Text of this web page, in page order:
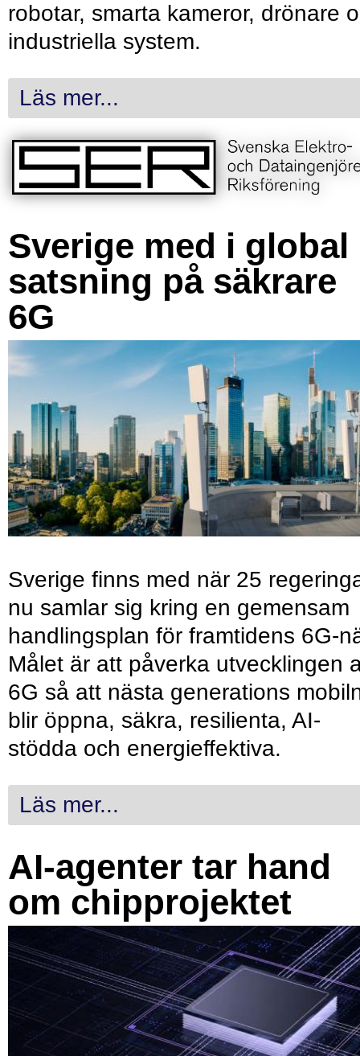
robotar, smarta kameror, drönare
industriella system.
Läs mer...
Sverige med i global
satsning på säkrare
6G
Sverige finns med när 25
nu samlar sig kring en gemensam
handlingsplan för framtidens 6G-
Målet är att påverka utvecklingen
6G så att nästa generations
blir öppna, säkra, resilienta, AI-
stödda och energieffektiva.
Läs mer...
AI-agenter tar hand
om chipprojektet